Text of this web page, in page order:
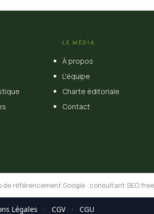
LE MÉDIA
À propos
L'équipe
Charte éditoriale
Contact
référencement Google· consultant SEO
Légales · CGV · CGU